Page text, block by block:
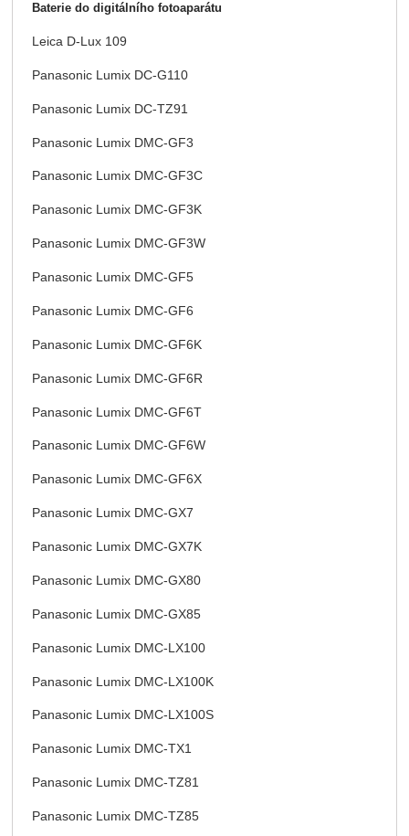
Baterie do digitálního fotoaparátu
Leica D-Lux 109
Panasonic Lumix DC-G110
Panasonic Lumix DC-TZ91
Panasonic Lumix DMC-GF3
Panasonic Lumix DMC-GF3C
Panasonic Lumix DMC-GF3K
Panasonic Lumix DMC-GF3W
Panasonic Lumix DMC-GF5
Panasonic Lumix DMC-GF6
Panasonic Lumix DMC-GF6K
Panasonic Lumix DMC-GF6R
Panasonic Lumix DMC-GF6T
Panasonic Lumix DMC-GF6W
Panasonic Lumix DMC-GF6X
Panasonic Lumix DMC-GX7
Panasonic Lumix DMC-GX7K
Panasonic Lumix DMC-GX80
Panasonic Lumix DMC-GX85
Panasonic Lumix DMC-LX100
Panasonic Lumix DMC-LX100K
Panasonic Lumix DMC-LX100S
Panasonic Lumix DMC-TX1
Panasonic Lumix DMC-TZ81
Panasonic Lumix DMC-TZ85